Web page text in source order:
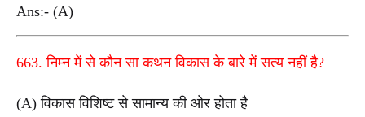
Ans:- (A)
663. निम्न में से कौन सा कथन विकास के बारे में सत्य नहीं है?
(A) विकास विशिष्ट से सामान्य की ओर होता है